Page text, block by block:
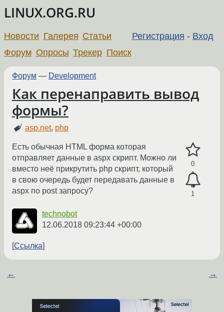
LINUX.ORG.RU
Регистрация - Вход
Новости Галерея Статьи
Форум Опросы Трекер Поиск
Форум — Development
Как перенаправить вывод
формы?
asp.net, php
0
1
Есть обычная HTML форма которая
отправляет данные в aspx скрипт. Можно ли
вместо неё прикрутить php скрипт, который
в свою очередь будет передавать данные в
aspx по post запросу?
technobot
12.06.2018 09:23:44 +00:00
Ссылка
← →